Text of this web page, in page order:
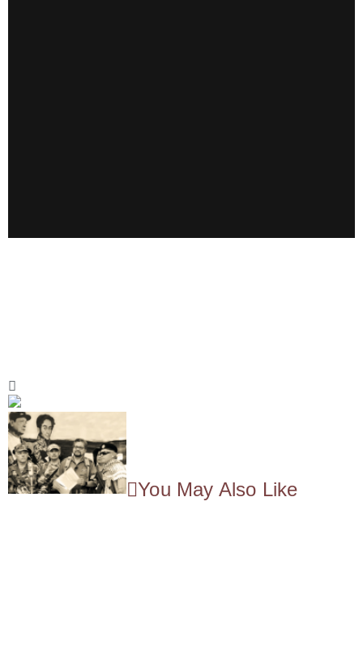
You May Also Like